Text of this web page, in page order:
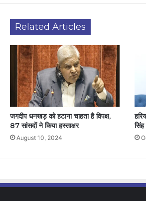
Related Articles
जगदीप धनखड़ को हटाना चाहता है विपक्ष,
87 सांसदों ने किया हस्ताक्षर
August 10, 2024